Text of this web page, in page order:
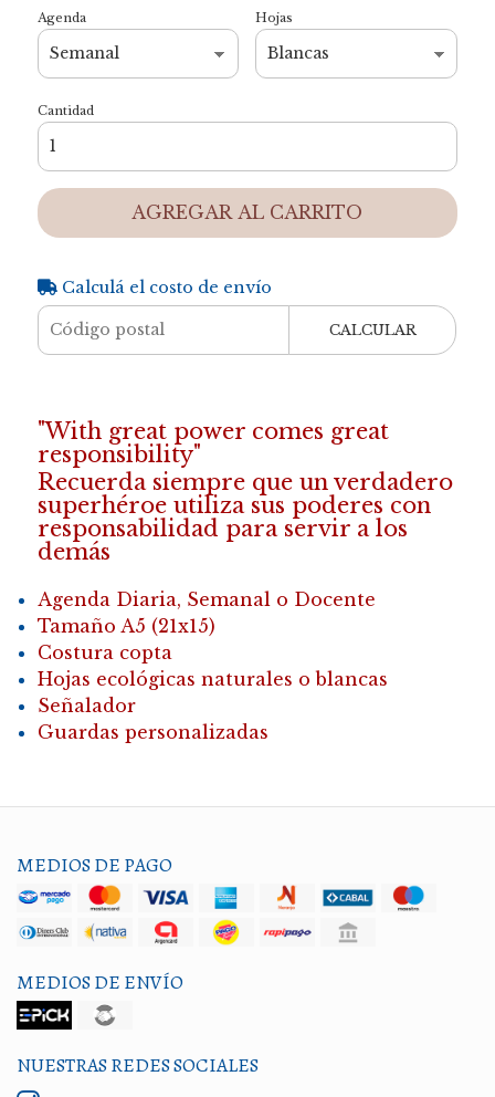
Agenda Hojas
Cantidad
AGREGAR AL CARRITO
Calculá el costo de envío
CALCULAR
"With great power comes great
responsibility"
Recuerda siempre que un verdadero
superhéroe utiliza sus poderes con
responsabilidad para servir a los
demás
Agenda Diaria, Semanal o Docente
Tamaño A5 (21x15)
Costura copta
Hojas ecológicas naturales o blancas
Señalador
Guardas personalizadas
MEDIOS DE PAGO
MEDIOS DE ENVÍO
NUESTRAS REDES SOCIALES